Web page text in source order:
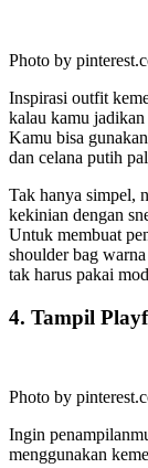
Photo by
Inspirasi outfit
kalau kamu
Kamu bisa
dan celana putih
Tak hanya simpel,
kekinian dengan
Untuk membuat
shoulder bag
tak harus pakai
4. Tampil
Photo by
Ingin
menggunakan